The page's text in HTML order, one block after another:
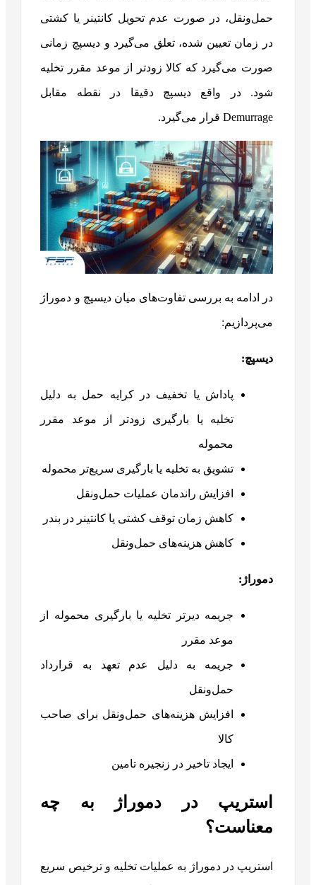
حمل‌ونقل، در صورت عدم تحویل کانتینر یا کشتی
در زمان تعیین شده، تعلق می‌گیرد و دیسپچ زمانی
صورت می‌گیرد که کالا زودتر از موعد مقرر تخلیه
شود. در واقع دیسپچ دقیقا در نقطه مقابل
Demurrage قرار می‌گیرد.
در ادامه به بررسی تفاوت‌های میان دیسپچ و دموراژ
می‌پردازیم:
دیسپچ:
پاداش یا تخفیف در کرایه حمل به دلیل
تخلیه یا بارگیری زودتر از موعد مقرر
محموله
تشویق به تخلیه یا بارگیری سریع‌تر محموله
افزایش راندمان عملیات حمل‌ونقل
کاهش زمان توقف کشتی یا کانتینر در بندر
کاهش هزینه‌های حمل‌ونقل
دموراژ :
جریمه دیرتر تخلیه یا بارگیری محموله از
موعد مقرر
جریمه به دلیل عدم تعهد به قرارداد
حمل‌ونقل
افزایش هزینه‌های حمل‌ونقل برای صاحب
کالا
ایجاد تاخیر در زنجیره تامین
استریپ در دموراژ به چه
معناست؟
استریپ در دموراژ به عملیات تخلیه و ترخیص سریع